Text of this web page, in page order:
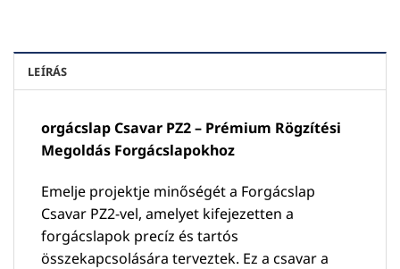
LEÍRÁS
orgácslap Csavar PZ2 – Prémium Rögzítési
Megoldás Forgácslapokhoz
Emelje projektje minőségét a Forgácslap
Csavar PZ2-vel, amelyet kifejezetten a
forgácslapok precíz és tartós
összekapcsolására terveztek. Ez a csavar a